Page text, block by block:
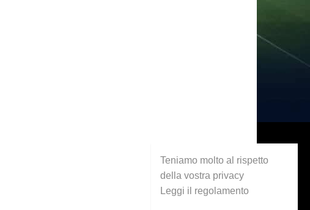
Teniamo molto al rispetto
della vostra privacy
Leggi il regolamento